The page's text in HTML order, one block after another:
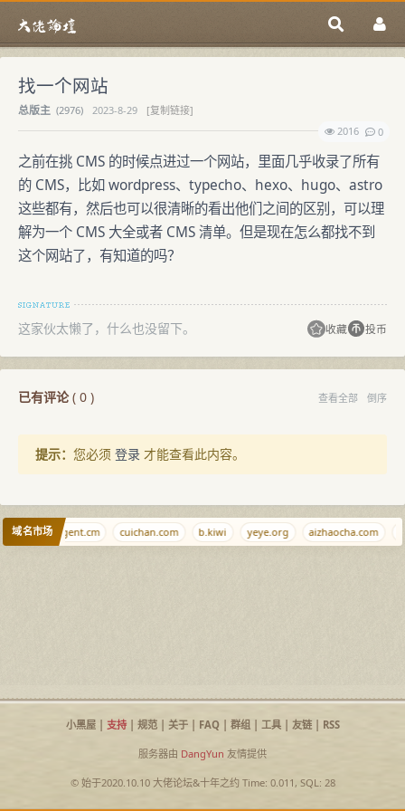
找一个网站
总版主 (2976) 2023-8-29
[复制链接]
2016
0
之前在挑 CMS 的时候点进过一个网站，里面几乎收录了所有
的 CMS，比如 wordpress、typecho、hexo、hugo、astro
这些都有，然后也可以很清晰的看出他们之间的区别，可以理
解为一个 CMS 大全或者 CMS 清单。但是现在怎么都找不到
这个网站了，有知道的吗？
这家伙太懒了，什么也没留下。 收藏 投币
已有评论( 0 ) 查看全部 倒序
提示： 您必须 登录 才能查看此内容。
域名市场
xrr.net agent.cm cuichan.com b.kiwi yeye.org aizhaocha.com
小黑屋| 支持| 规范| 关于| FAQ| 群组| 工具| 友链| RSS
服务器由 DangYun 友情提供
© 始于2020.10.10 大佬论坛&十年之约Time: 0.011, SQL: 28